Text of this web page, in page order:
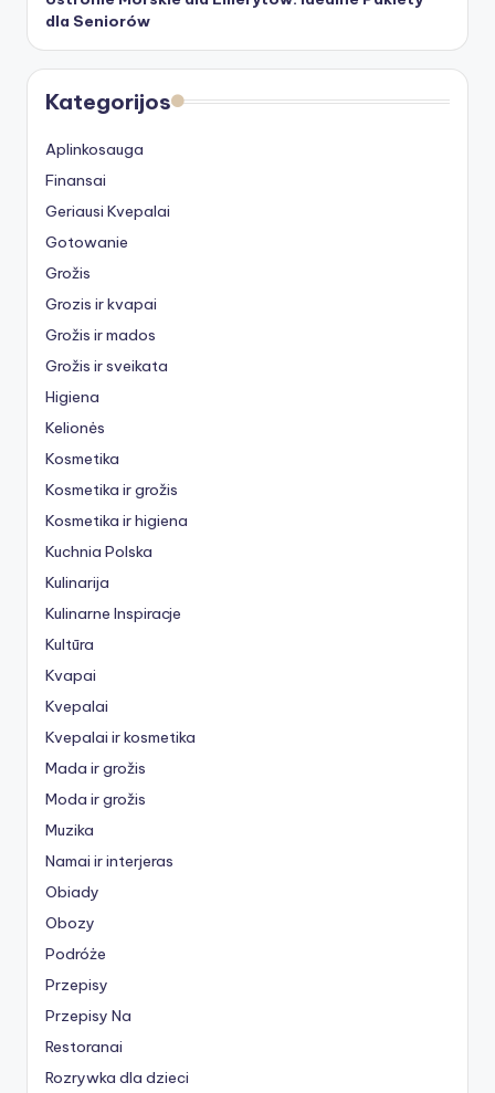
dla Seniorów
Kategorijos
Aplinkosauga
Finansai
Geriausi Kvepalai
Gotowanie
Grožis
Grozis ir kvapai
Grožis ir mados
Grožis ir sveikata
Higiena
Kelionės
Kosmetika
Kosmetika ir grožis
Kosmetika ir higiena
Kuchnia Polska
Kulinarija
Kulinarne Inspiracje
Kultūra
Kvapai
Kvepalai
Kvepalai ir kosmetika
Mada ir grožis
Moda ir grožis
Muzika
Namai ir interjeras
Obiady
Obozy
Podróże
Przepisy
Przepisy Na
Restoranai
Rozrywka dla dzieci